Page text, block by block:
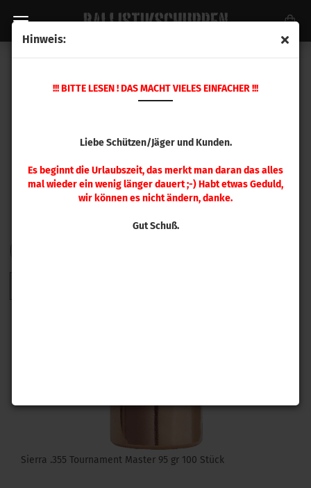
Hinweis:
!!! BITTE LESEN ! DAS MACHT VIELES EINFACHER !!!
Liebe Schützen/Jäger und Kunden.
Es beginnt die Urlaubszeit, das merkt man daran das alles
mal wieder ein wenig länger dauert ;-) Habt etwas Geduld,
wir können es nicht ändern, danke.
Gut Schuß.
Sierra .355 Tournament Master 95 gr 100 Stück